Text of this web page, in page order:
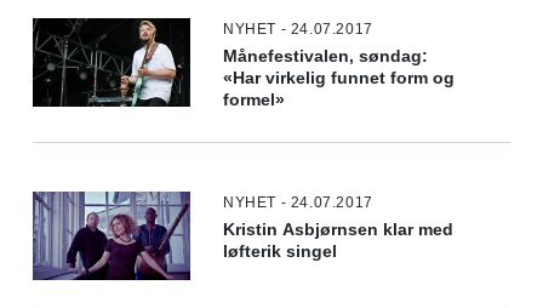
NYHET - 24.07.2017
Månefestivalen, søndag:
«Har virkelig funnet form og
formel»
NYHET - 24.07.2017
Kristin Asbjørnsen klar med
løfterik singel